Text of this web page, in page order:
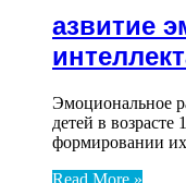
азвитие
Эмоциональное
детей в возрасте
формировании